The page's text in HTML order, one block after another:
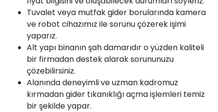
Tuvalet veya mutfak gider borularında kamera
ve robot cihazımız ile sorunu çözerek işimi
yaparız.
Alt yapı binanın şah damarıdır o yüzden kaliteli
bir firmadan destek alarak sorununuzu
çözebilirsiniz.
Alanında deneyimli ve uzman kadromuz
kırmadan gider tıkanıklığı açma işlemleri temiz
bir şekilde yapar.